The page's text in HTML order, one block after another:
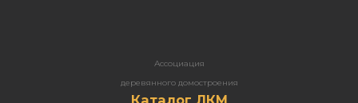
Ассоциация
деревянного домостроения
Каталог ЛКМ